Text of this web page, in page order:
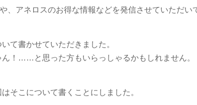
アネロスのお得な情報などを発信させていただい
いて書かせていただきました。
！……と思った方もいらっしゃるかもしれません。
そこについて書くことにしました。